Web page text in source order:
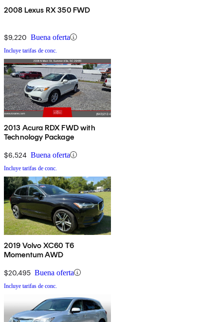
2008 Lexus RX 350 FWD
$9,220 Buena oferta
Incluye tarifas de conc.
2013 Acura RDX FWD with
Technology Package
$6,524 Buena oferta
Incluye tarifas de conc.
2019 Volvo XC60 T6
Momentum AWD
$20,495 Buena oferta
Incluye tarifas de conc.